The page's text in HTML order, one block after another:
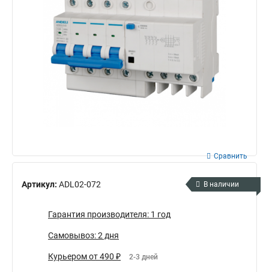
Артикул: ADL02-072
Сравнить
В наличии
Гарантия производителя: 1 год
Самовывоз: 2 дня
Курьером от 490 ₽ 2-3 дней